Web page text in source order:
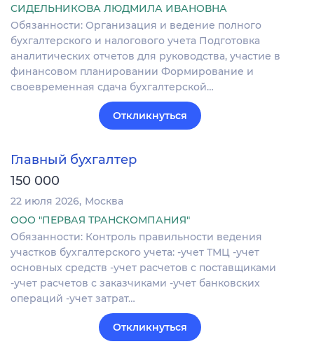
СИДЕЛЬНИКОВА ЛЮДМИЛА ИВАНОВНА
Обязанности: Организация и ведение полного
бухгалтерского и налогового учета Подготовка
аналитических отчетов для руководства, участие в
финансовом планировании Формирование и
своевременная сдача бухгалтерской…
Откликнуться
Главный бухгалтер
150 000
22 июля 2026 Москва
ООО "ПЕРВАЯ ТРАНСКОМПАНИЯ"
Обязанности: Контроль правильности ведения
участков бухгалтерского учета: -учет ТМЦ -учет
основных средств -учет расчетов с поставщиками
-учет расчетов с заказчиками -учет банковских
операций -учет затрат…
Откликнуться